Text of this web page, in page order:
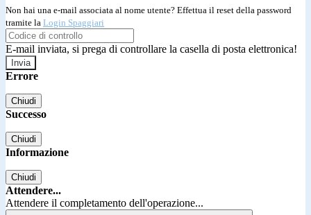
Non hai una e-mail associata al nome utente? Effettua il reset della password
tramite la Login Spaggiari
E-mail inviata, si prega di controllare la casella di posta elettronica!
Errore
Chiudi
Successo
Chiudi
Informazione
Chiudi
Attendere...
Attendere il completamento dell'operazione...